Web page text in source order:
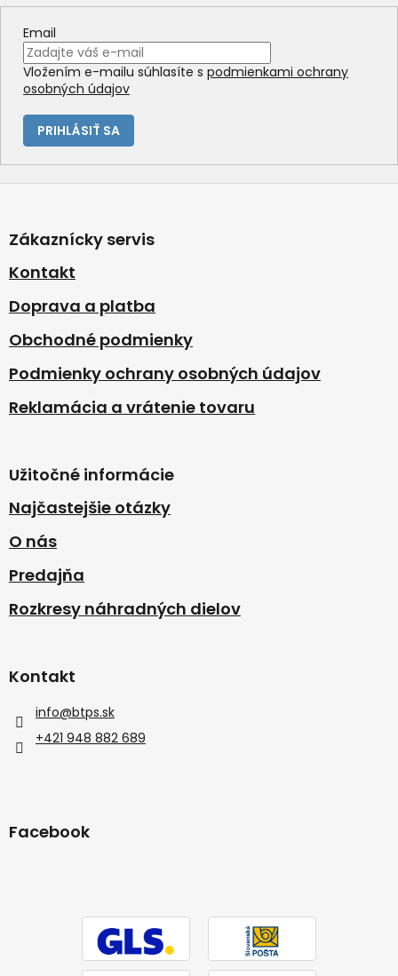
Email
Vložením e-mailu súhlasíte s podmienkami ochrany
osobných údajov
PRIHLÁSIŤ SA
p
ä
e
Zákaznícky servis
Kontakt
Doprava a platba
Obchodné podmienky
Podmienky ochrany osobných údajov
Reklamácia a vrátenie tovaru
Užitočné informácie
Najčastejšie otázky
O nás
Predajňa
Rozkresy náhradných dielov
Kontakt
info@btps.sk
+421 948 882 689
Facebook